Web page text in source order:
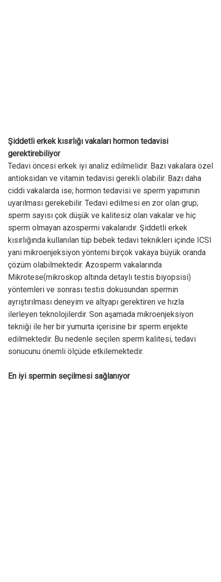
Şiddetli erkek kısırlığı vakaları hormon tedavisi
gerektirebiliyor
Tedavi öncesi erkek iyi analiz edilmelidir. Bazı vakalara özel
antioksidan ve vitamin tedavisi gerekli olabilir. Bazı daha
ciddi vakalarda ise; hormon tedavisi ve sperm yapımının
uyarılması gerekebilir. Tedavi edilmesi en zor olan grup;
sperm sayısı çok düşük ve kalitesiz olan vakalar ve hiç
sperm olmayan azospermi vakalarıdır. Şiddetli erkek
kısırlığında kullanılan tüp bebek tedavi teknikleri içinde ICSI
yani mikroenjeksiyon yöntemi birçok vakaya büyük oranda
çözüm olabilmektedir. Azosperm vakalarında
Mikrotese(mikroskop altında detaylı testis biyopsisi)
yöntemleri ve sonrası testis dokusundan spermin
ayrıştırılması deneyim ve altyapı gerektiren ve hızla
ilerleyen teknolojilerdir. Son aşamada mikroenjeksiyon
tekniği ile her bir yumurta içerisine bir sperm enjekte
edilmektedir. Bu nedenle seçilen sperm kalitesi, tedavi
sonucunu önemli ölçüde etkilemektedir.
En iyi spermin seçilmesi sağlanıyor